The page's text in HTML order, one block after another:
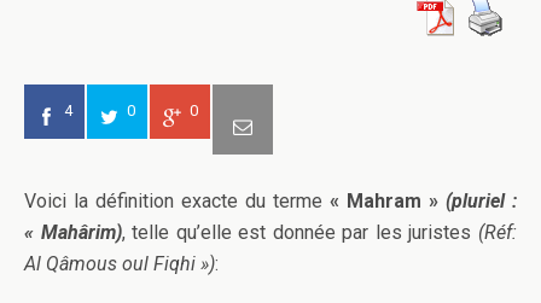
4 0 0
Voici la définition exacte du terme « Mahram » (pluriel :
« Mahârim), telle qu’elle est donnée par les juristes (Réf:
Al Qâmous oul Fiqhi »):